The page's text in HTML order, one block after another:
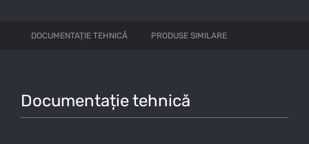
DOCUMENTAȚIE TEHNICĂ PRODUSE SIMILARE
Documentație tehnică